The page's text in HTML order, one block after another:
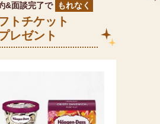
&面談完了で もれなく
トチケット
レゼント